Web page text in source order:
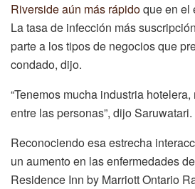
Riverside aún más rápidoque en el
La tasa de infección más
parte a los tipos de negocios que
condado, dijo.
“Tenemos mucha industria
entre las personas”, dijo Saruwatari.
Reconociendo esa estrecha
un aumento en las enfermedades
Residence Inn by Marriott Ontario